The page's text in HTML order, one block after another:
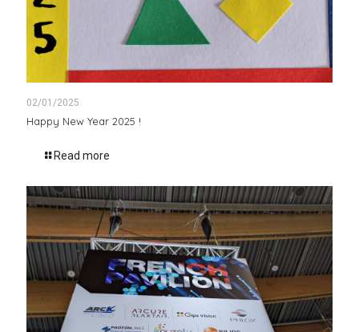
02/01/2025
Happy New Year 2025 !
Read more